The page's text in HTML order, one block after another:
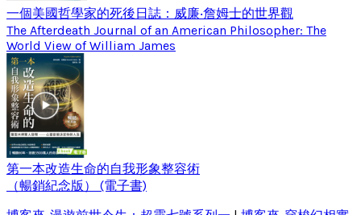
一個美國哲學家的死後日誌：威廉‧詹姆士的世界觀
The Afterdeath Journal of an American Philosopher: The
World View of William James
第一本改造生命的自我形象整容術
（暢銷紀念版） (電子書)